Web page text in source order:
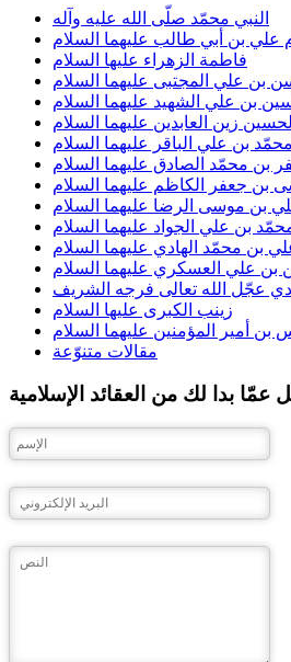
النبي محمّد صلّى الله عليه وآله
علي بن أبي طالب عليهما السلام
فاطمة الزهراء عليها السلام
بن علي المجتبى عليهما السلام
بن علي الشهيد عليهما السلام
زين العابدين عليهما السلام
محمّد بن علي الباقر عليهما السلام
بن محمّد الصادق عليهما السلام
بن جعفر الكاظم عليهما السلام
بن موسى الرضا عليهما السلام
محمّد بن علي الجواد عليهما السلام
علي بن محمّد الهادي عليهما السلام
بن علي العسكري عليهما السلام
عجّل الله تعالى فرجه الشريف
زينب الكبرى عليها السلام
بن أمير المؤمنين عليهما السلام
مقالات متنوّعة
عمّا بدا لك من العقائد الإسلامية